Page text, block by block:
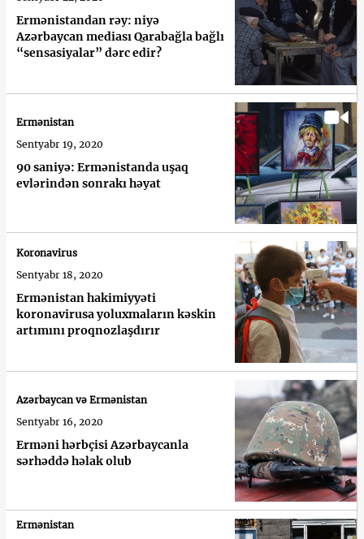
Ermənistandan rəy: niyə
Azərbaycan mediası Qarabağla bağlı
“sensasiyalar” dərc edir?
90 saniyə: Ermənistanda uşaq
evlərindən sonrakı həyat
Ermənistan
Sentyabr 19, 2020
Ermənistan hakimiyyəti
koronavirusa yoluxmaların kəskin
artımını proqnozlaşdırır
Koronavirus
Sentyabr 18, 2020
Erməni hərbçisi Azərbaycanla
sərhəddə həlak olub
Azərbaycan və Ermənistan
Sentyabr 16, 2020
Ermənistan